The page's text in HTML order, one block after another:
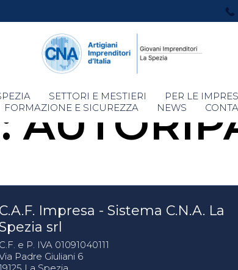
Skip
to
SETTORI E MESTIERI PER LE
FORMAZIONE E SICUREZZA
NEWS
C.A.F. Impresa - Sistema C.N.A. La
srl
C.F. e P. IVA 01091040111
Padre Giuliani 6